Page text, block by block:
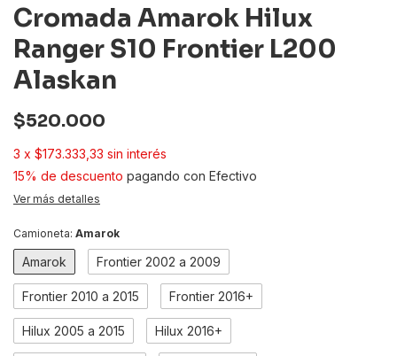
Cromada Amarok Hilux
Ranger S10 Frontier L200
Alaskan
$520.000
3 x $173.333,33 sin interés
15% de descuento pagando con Efectivo
Ver más detalles
Camioneta: Amarok
Amarok Frontier 2002 a 2009
Frontier 2010 a 2015 Frontier 2016+
Hilux 2005 a 2015 Hilux 2016+